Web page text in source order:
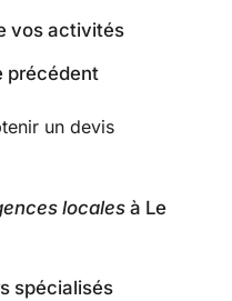
vos activités
précédent
un devis
locales à Le
spécialisés